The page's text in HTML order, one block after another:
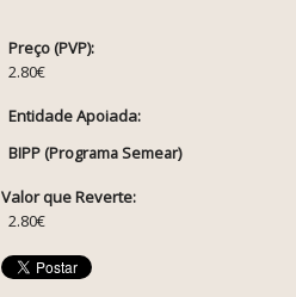
Preço (PVP):
2.80€
Entidade Apoiada:
BIPP (Programa Semear)
Valor que Reverte:
2.80€